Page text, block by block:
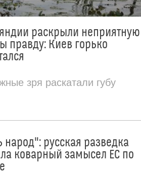
раскрыли
правду: Киев горько
зря раскатали губу
народ": русская разведка
коварный замысел ЕС по